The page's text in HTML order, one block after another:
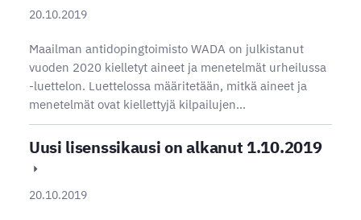
20.10.2019
Maailman antidopingtoimisto WADA on julkistanut
vuoden 2020 kielletyt aineet ja menetelmät urheilussa
-luettelon. Luettelossa määritetään, mitkä aineet ja
menetelmät ovat kiellettyjä kilpailujen…
Uusi lisenssikausi on alkanut 1.10.2019
20.10.2019